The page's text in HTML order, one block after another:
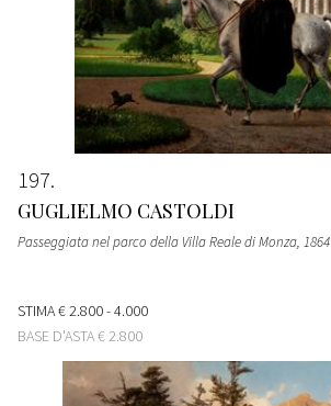
197
GUGLIELMO CASTOLDI
Passeggiata nel parco della Villa Reale di Monza, 1864
STIMA€ 2.800 - 4.000
BASE D'ASTA€ 2.800